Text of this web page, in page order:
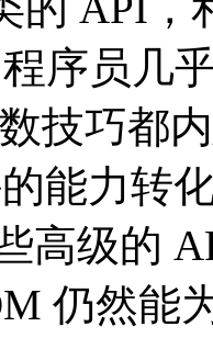
序员几
技巧都
能力转
高级的
仍然能